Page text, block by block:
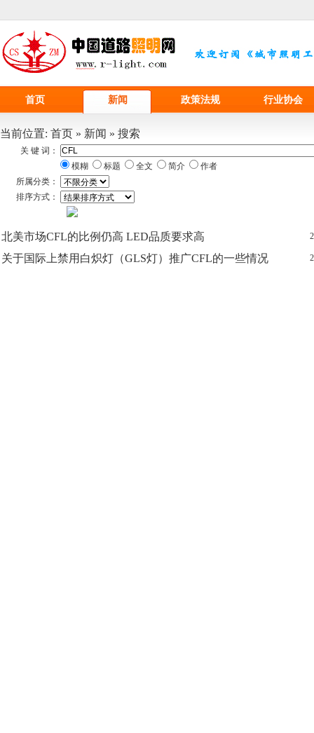
首页 新闻 政策法规 行业协会
当前位置: 首页 » 新闻 » 搜索
关 键 词：
模糊
标题 全文 简介
作者
所属分类：
排序方式：
北美市场CFL的比例仍高 LED品质要求高
关于国际上禁用白炽灯（GLS灯）推广CFL的一些情况